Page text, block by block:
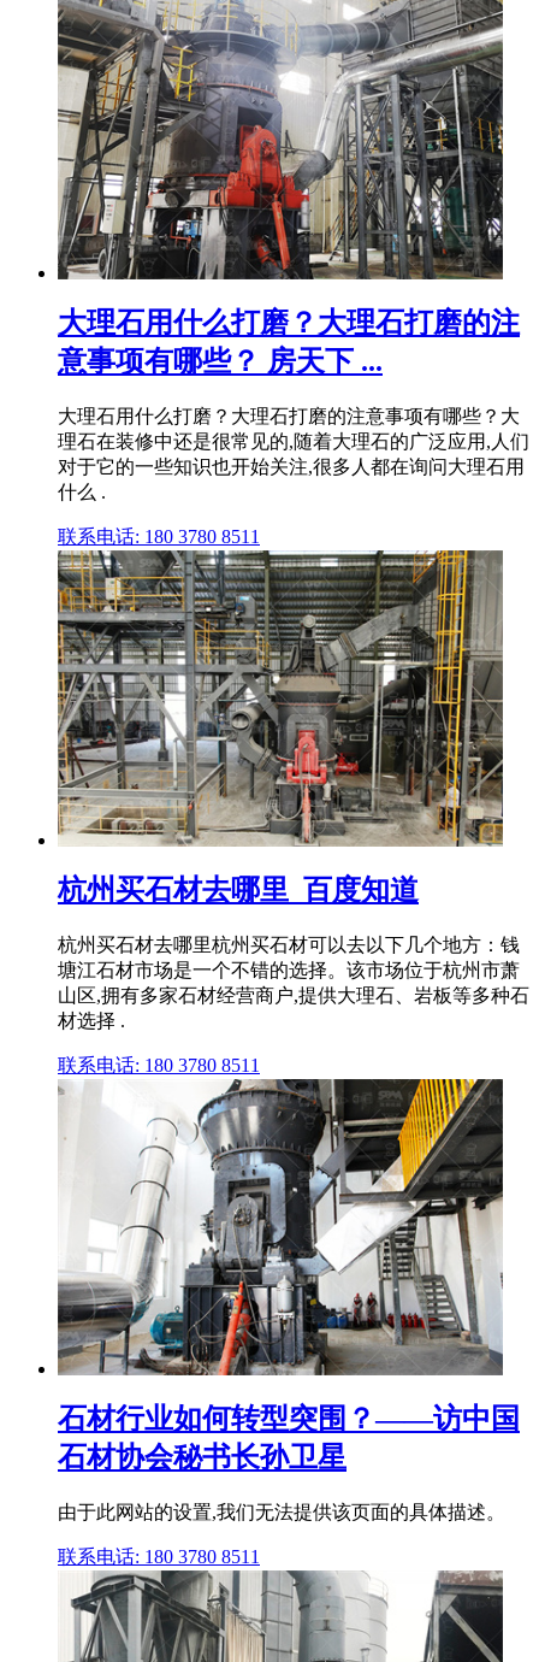
大理石用什么打磨？大理石打磨的注
意事项有哪些？ 房天下 ...
大理石用什么打磨？大理石打磨的注意事项有哪些？大
理石在装修中还是很常见的,随着大理石的广泛应用,人们
对于它的一些知识也开始关注,很多人都在询问大理石用
什么 .
联系电话: 180 3780 8511
杭州买石材去哪里_百度知道
杭州买石材去哪里杭州买石材可以去以下几个地方：钱
塘江石材市场是一个不错的选择。该市场位于杭州市萧
山区,拥有多家石材经营商户,提供大理石、岩板等多种石
材选择 .
联系电话: 180 3780 8511
石材行业如何转型突围？——访中国
石材协会秘书长孙卫星
由于此网站的设置,我们无法提供该页面的具体描述。
联系电话: 180 3780 8511